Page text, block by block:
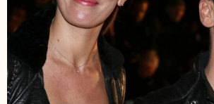
2013. Photo par
Nicolas
Genin/ABACAPRESS.COM